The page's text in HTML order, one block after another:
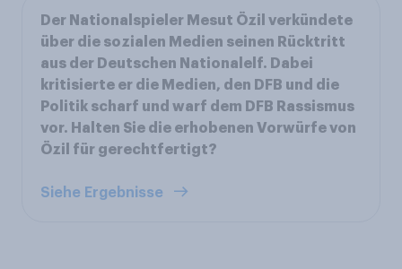
Der Nationalspieler Mesut Özil verkündete
über die sozialen Medien seinen Rücktritt
aus der Deutschen Nationalelf. Dabei
kritisierte er die Medien, den DFB und die
Politik scharf und warf dem DFB Rassismus
vor. Halten Sie die erhobenen Vorwürfe von
Özil für gerechtfertigt?
Siehe Ergebnisse